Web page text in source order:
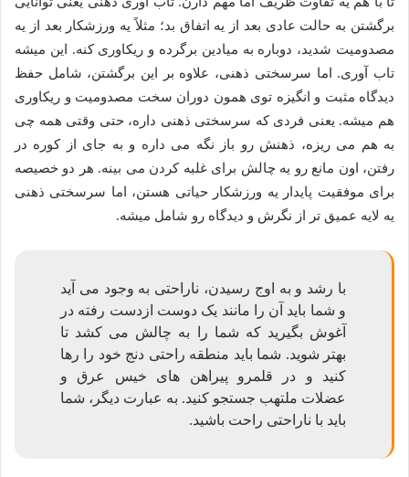
برگشتن به حالت عادی بعد از یه اتفاق بد؛ مثلاً یه ورزشکار بعد از یه
مصدومیت شدید، دوباره به میادین برگرده و ریکاوری کنه. این میشه
تاب آوری. اما سرسختی ذهنی، علاوه بر این برگشتن، شامل حفظ
دیدگاه مثبت و انگیزه توی همون دوران سخت مصدومیت و ریکاوری
هم میشه. یعنی فردی که سرسختی ذهنی داره، حتی وقتی همه چی
به هم می ریزه، ذهنش رو باز نگه می داره و به جای از کوره در
رفتن، اون مانع رو یه چالش برای غلبه کردن می بینه. هر دو خصیصه
برای موفقیت پایدار یه ورزشکار حیاتی هستن، اما سرسختی ذهنی
یه لایه عمیق تر از نگرش و دیدگاه رو شامل میشه.
با رشد و به اوج رسیدن، ناراحتی به وجود می آید
و شما باید آن را مانند یک دوست ازدست رفته در
آغوش بگیرید که شما را به چالش می کشد تا
بهتر شوید. شما باید منطقه راحتی دنج خود را رها
کنید و در قلمرو پیراهن های خیس عرق و
عضلات ملتهب جستجو کنید. به عبارت دیگر، شما
باید با ناراحتی راحت باشید.